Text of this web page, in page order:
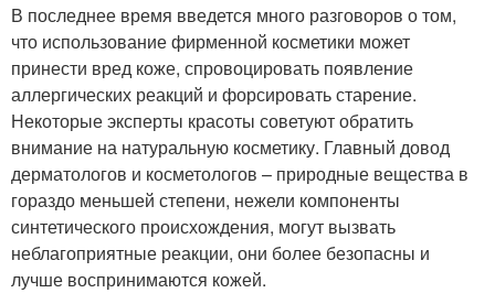
В последнее время введется много разговоров о том,
что использование фирменной косметики может
принести вред коже, спровоцировать появление
аллергических реакций и форсировать старение.
Некоторые эксперты красоты советуют обратить
внимание на натуральную косметику. Главный довод
дерматологов и косметологов – природные вещества в
гораздо меньшей степени, нежели компоненты
синтетического происхождения, могут вызвать
неблагоприятные реакции, они более безопасны и
лучше воспринимаются кожей.